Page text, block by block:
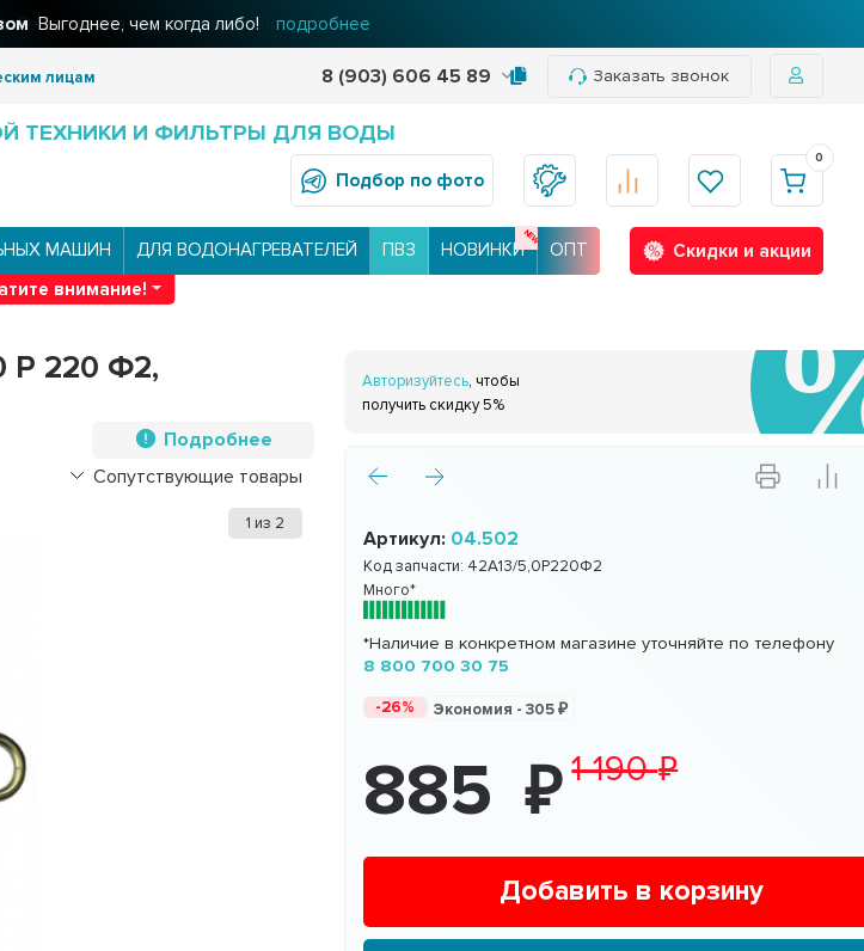
Решения для очистки воды подробнее
лицам 8 (903) 606 45 89 Заказать звонок
ТЕХНИКИ И ФИЛЬТРЫ ДЛЯ ВОДЫ
Подбор по фото
0
МАШИН ДЛЯ ВОДОНАГРЕВАТЕЛЕЙ ПВЗ НОВИНКИ ОПТ
Скидки и акции
внимание!
P 220 Ф2,
Подробнее
Сопутствующие товары
1 из 2
Авторизуйтесь, чтобы
получить скидку 5%
Артикул: 04.502
Код запчасти: 42A13/5,0P220Ф2
Много*
*Наличие в конкретном магазине уточняйте по телефону
8 800 700 30 75
-26% Экономия -305
885 1 190
Добавить в корзину